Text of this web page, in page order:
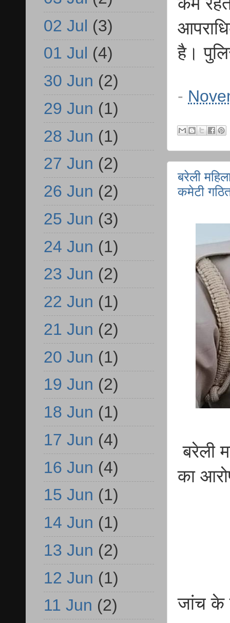
है।
-
बरेली
कमेटी
बरेली
का
जांच के
02 Jul (3)
01 Jul (4)
30 Jun (2)
29 Jun (1)
28 Jun (1)
27 Jun (2)
26 Jun (2)
25 Jun (3)
24 Jun (1)
23 Jun (2)
22 Jun (1)
21 Jun (2)
20 Jun (1)
19 Jun (2)
18 Jun (1)
17 Jun (4)
16 Jun (4)
15 Jun (1)
14 Jun (1)
13 Jun (2)
12 Jun (1)
11 Jun (2)